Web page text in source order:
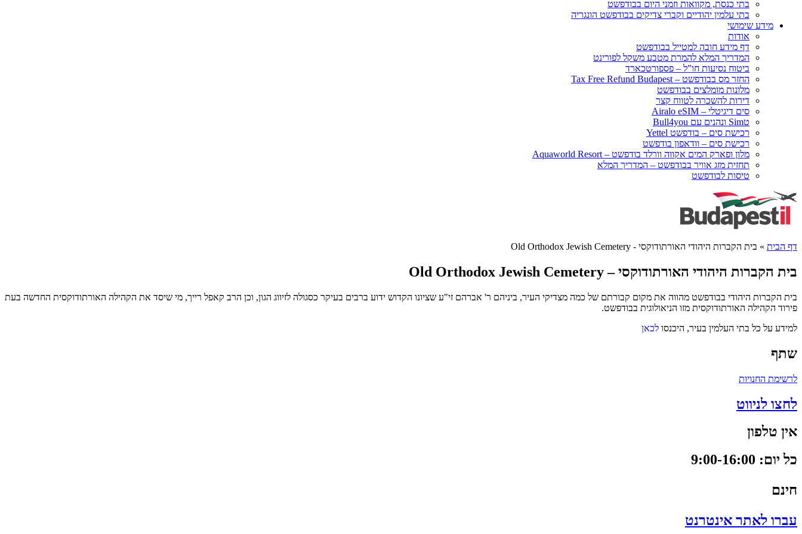
בתי כנסת, מקוואות וזמני היום בבודפשט
בתי עלמין יהודיים וקברי צדיקים בבודפשט הונגריה
מידע שימושי
אודות
דף מידע חובה למטייל בבודפשט
המדריך המלא להמרת מטבע משקל לפורינט
ביטוח נסיעות חו"ל – פספורטכארד
החזר מס בבודפשט – Tax Free Refund Budapest
מלונות מומלצים בבודפשט
דירות להשכרה לטווח קצר
סים דיגיטלי – Airalo eSIM
טSim ונהנים עם Bull4you
רכישת סים – בודפשט Yettel
רכישת סים – וודאפון בודפשט
מלון ופארק המים אקווה וורלד בודפשט – Aquaworld Resort
תחזית מזג אוויר בבודפשט – המדריך המלא
טיסות לבודפשט
דף הבית » בית הקברות היהודי האורתודוקסי - Old Orthodox Jewish Cemetery
בית הקברות היהודי האורתודוקסי – Old Orthodox Jewish Cemetery
בית הקברות היהודי בבודפשט מהווה את מקום קבורתם של כמה מצדיקי העיר, ביניהם ר' אברהם זי"ע שציונו הקדוש ידוע ברבים בעיקר כסגולה לזיווג הגון, וכן הרב קאפל רייך, מי שיסד את הקהילה האורתודוקסית החדשה בעת
פירוד הקהילה האורתודוקסית מזו הניאולוגית בבודפשט.
למידע על כל בתי העלמין בעיר, היכנסו לכאן
שתף
לרשימת החנויות
לחצו לניווט
אין טלפון
כל יום: 9:00-16:00
חינם
עברו לאתר אינטרנט